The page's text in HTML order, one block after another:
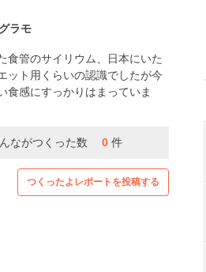
ラモ
食管のサイリウム、日本にいた
ット用くらいの認識でしたが今
食感にすっかりはまっていま
ながつくった数 0 件
つくったよレポートを投稿する